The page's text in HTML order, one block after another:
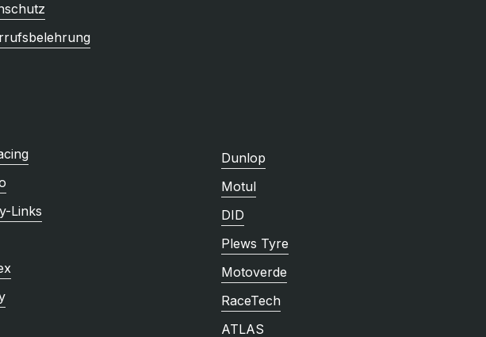
Links
Dunlop
Motul
DID
Plews Tyre
Motoverde
RaceTech
ATLAS